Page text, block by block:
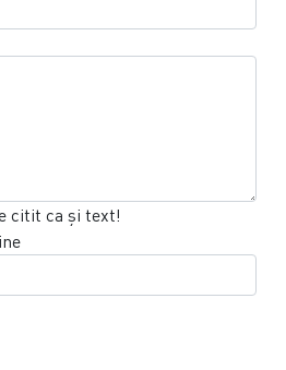
citit ca şi text!